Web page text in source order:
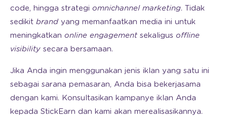
code, hingga strategi omnichannel marketing. Tidak
sedikit brand yang memanfaatkan media ini untuk
meningkatkan online engagementsekaligus offline
visibility secara bersamaan.
Jika Anda ingin menggunakan jenis iklan yang satu ini
sebagai sarana pemasaran, Anda bisa bekerjasama
dengan kami. Konsultasikan kampanye iklan Anda
kepada StickEarn dan kami akan merealisasikannya.